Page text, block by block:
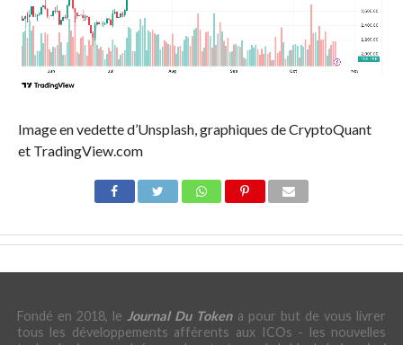
Image en vedette d’Unsplash, graphiques de CryptoQuant
et TradingView.com
Fondé en 2018, le Journal Du Tokena pour but de vous livrer
tous les développements afférents aux ICOs - les nouvelles